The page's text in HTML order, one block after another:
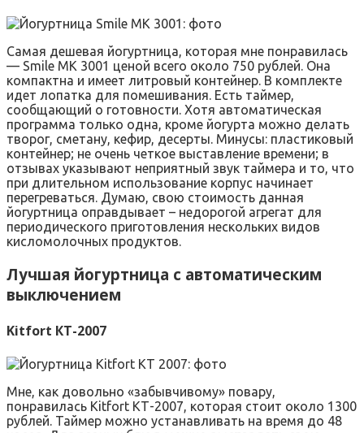
Самая дешевая йогуртница, которая мне понравилась
— Smile MK 3001 ценой всего около 750 рублей. Она
компактна и имеет литровый контейнер. В комплекте
идет лопатка для помешивания. Есть таймер,
сообщающий о готовности. Хотя автоматическая
программа только одна, кроме йогурта можно делать
творог, сметану, кефир, десерты. Минусы: пластиковый
контейнер; не очень четкое выставление времени; в
отзывах указывают неприятный звук таймера и то, что
при длительном использование корпус начинает
перегреваться. Думаю, свою стоимость данная
йогуртница оправдывает – недорогой агрегат для
периодического приготовления нескольких видов
кисломолочных продуктов.
Лучшая йогуртница с автоматическим
выключением
Kitfort КТ-2007
Мне, как довольно «забывчивому» повару,
понравилась Kitfort КТ-2007, которая стоит около 1300
рублей. Таймер можно устанавливать на время до 48